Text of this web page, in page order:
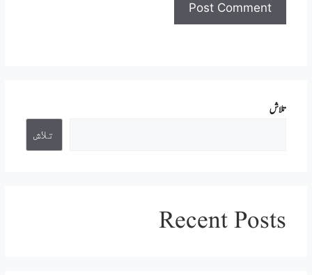
تلاش
تلاش
Recent Posts